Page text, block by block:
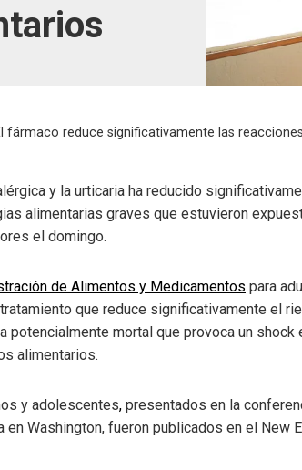
fármaco reduce significativamente las
y la urticaria ha reducido
alimentarias graves que estuvieron
el domingo.
de Alimentos y Medicamentos para
que reduce significativamente el
potencialmente mortal que provoca un shock
alimentarios.
y adolescentes, presentados en la
Washington, fueron publicados en el New